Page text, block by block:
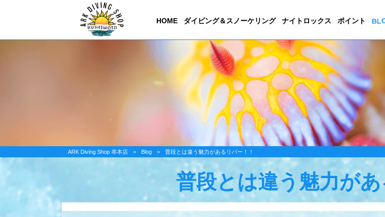
HOME ダイビング＆スノーケリング ナイトロックス ポイント
ARK Diving Shop 串本店 > Blog > 普段とは違う魅力があるリバー！！
普段とは違う魅力が